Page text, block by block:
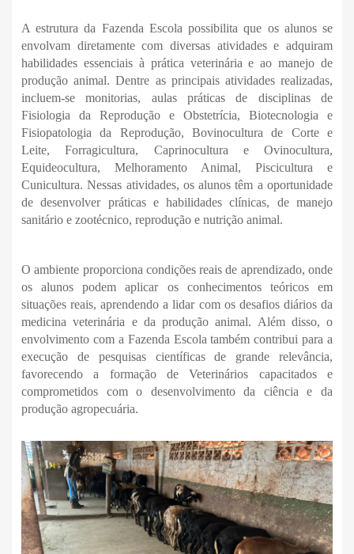
A estrutura da Fazenda Escola possibilita que os alunos se
envolvam diretamente com diversas atividades e adquiram
habilidades essenciais à prática veterinária e ao manejo de
produção animal. Dentre as principais atividades realizadas,
incluem-se monitorias, aulas práticas de disciplinas de
Fisiologia da Reprodução e Obstetrícia, Biotecnologia e
Fisiopatologia da Reprodução, Bovinocultura de Corte e
Leite, Forragicultura, Caprinocultura e Ovinocultura,
Equideocultura, Melhoramento Animal, Piscicultura e
Cunicultura. Nessas atividades, os alunos têm a oportunidade
de desenvolver práticas e habilidades clínicas, de manejo
sanitário e zootécnico, reprodução e nutrição animal.
O ambiente proporciona condições reais de aprendizado, onde
os alunos podem aplicar os conhecimentos teóricos em
situações reais, aprendendo a lidar com os desafios diários da
medicina veterinária e da produção animal. Além disso, o
envolvimento com a Fazenda Escola também contribui para a
execução de pesquisas científicas de grande relevância,
favorecendo a formação de Veterinários capacitados e
comprometidos com o desenvolvimento da ciência e da
produção agropecuária.